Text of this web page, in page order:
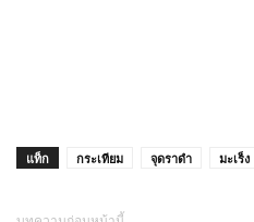
แท็ก กระเทียม จุดราดำ มะเร็ง